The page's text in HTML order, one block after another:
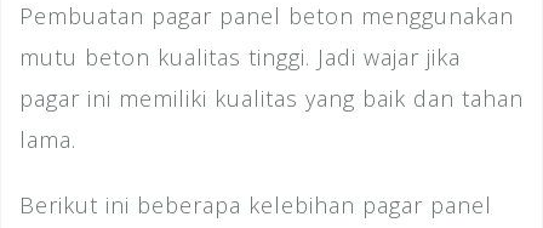
Pembuatan pagar panel beton menggunakan
mutu beton kualitas tinggi. Jadi wajar jika
pagar ini memiliki kualitas yang baik dan tahan
lama.
Berikut ini beberapa kelebihan pagar panel